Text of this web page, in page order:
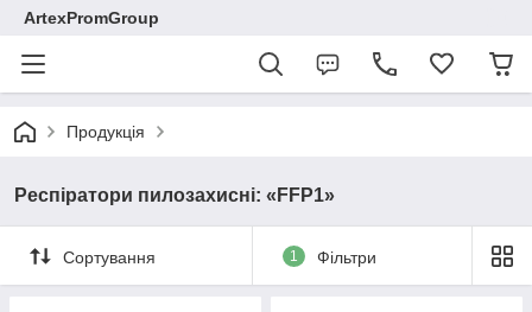
ArtexPromGroup
Продукція
Респіратори пилозахисні: «FFP1»
Сортування 1 Фільтри